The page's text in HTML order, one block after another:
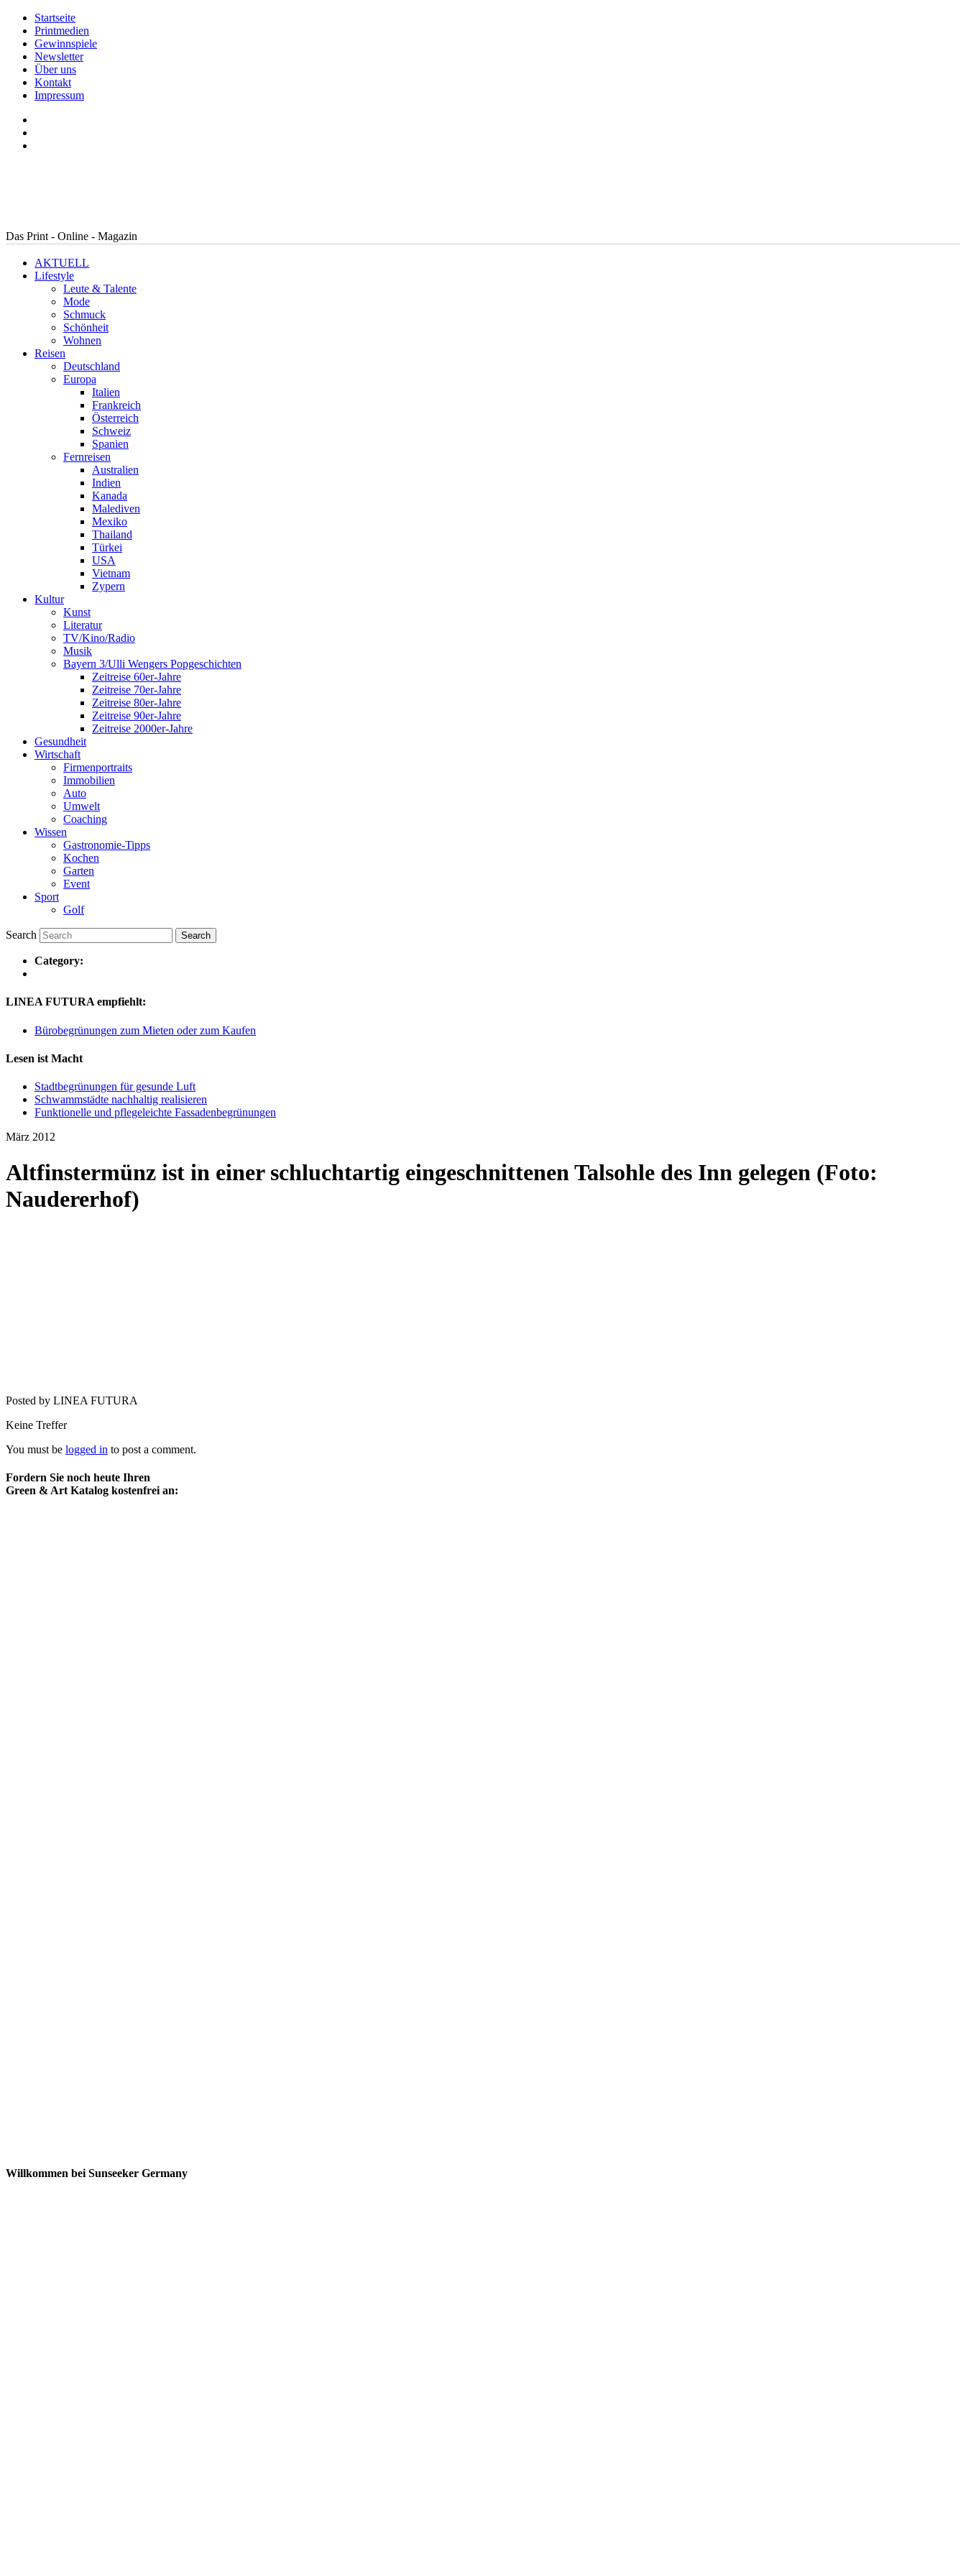
Startseite
Printmedien
Gewinnspiele
Newsletter
Über uns
Kontakt
Impressum
Das Print - Online - Magazin
AKTUELL
Lifestyle
Leute & Talente
Mode
Schmuck
Schönheit
Wohnen
Reisen
Deutschland
Europa
Italien
Frankreich
Österreich
Schweiz
Spanien
Fernreisen
Australien
Indien
Kanada
Malediven
Mexiko
Thailand
Türkei
USA
Vietnam
Zypern
Kultur
Kunst
Literatur
TV/Kino/Radio
Musik
Bayern 3/Ulli Wengers Popgeschichten
Zeitreise 60er-Jahre
Zeitreise 70er-Jahre
Zeitreise 80er-Jahre
Zeitreise 90er-Jahre
Zeitreise 2000er-Jahre
Gesundheit
Wirtschaft
Firmenportraits
Immobilien
Auto
Umwelt
Coaching
Wissen
Gastronomie-Tipps
Kochen
Garten
Event
Sport
Golf
Search
Category:
LINEA FUTURA empfiehlt:
Bürobegrünungen zum Mieten oder zum Kaufen
Lesen ist Macht
Stadtbegrünungen für gesunde Luft
Schwammstädte nachhaltig realisieren
Funktionelle und pflegeleichte Fassadenbegrünungen
März 2012
Altfinstermünz ist in einer schluchtartig eingeschnittenen Talsohle des Inn gelegen (Foto:
Naudererhof)
Posted by LINEA FUTURA
Keine Treffer
You must be logged in to post a comment.
Fordern Sie noch heute Ihren
Green & Art Katalog kostenfrei an:
Willkommen bei Sunseeker Germany